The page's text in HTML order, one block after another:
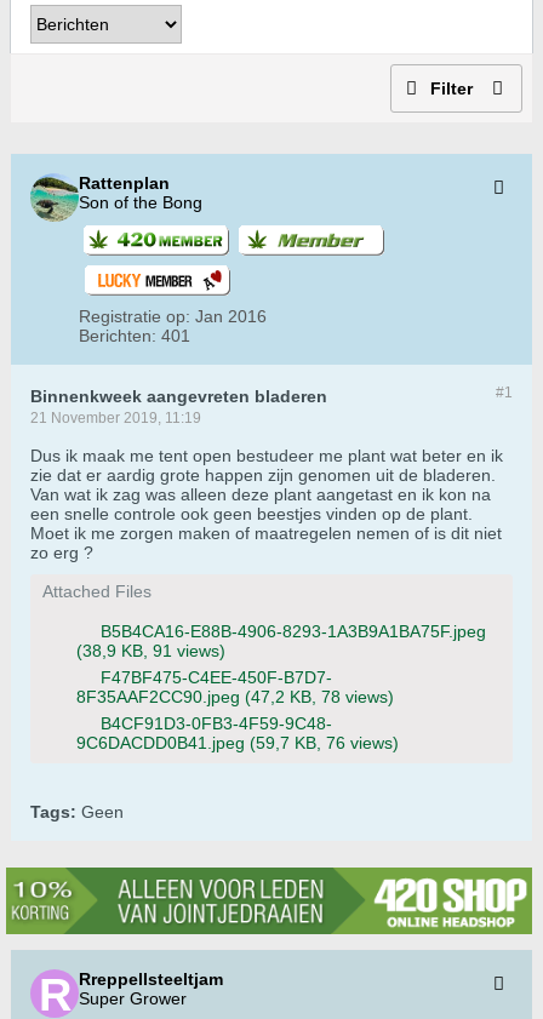
Filter
Rattenplan
Son of the Bong
Registratie op: Jan 2016
Berichten: 401
#1
Binnenkweek aangevreten bladeren
21 November 2019, 11:19
Dus ik maak me tent open bestudeer me plant wat beter en ik
zie dat er aardig grote happen zijn genomen uit de bladeren.
Van wat ik zag was alleen deze plant aangetast en ik kon na
een snelle controle ook geen beestjes vinden op de plant.
Moet ik me zorgen maken of maatregelen nemen of is dit niet
zo erg ?
Attached Files
B5B4CA16-E88B-4906-8293-1A3B9A1BA75F.jpeg
(38,9 KB, 91 views)
F47BF475-C4EE-450F-B7D7-
8F35AAF2CC90.jpeg (47,2 KB, 78 views)
B4CF91D3-0FB3-4F59-9C48-
9C6DACDD0B41.jpeg (59,7 KB, 76 views)
Tags: Geen
Rreppellsteeltjam
Super Grower